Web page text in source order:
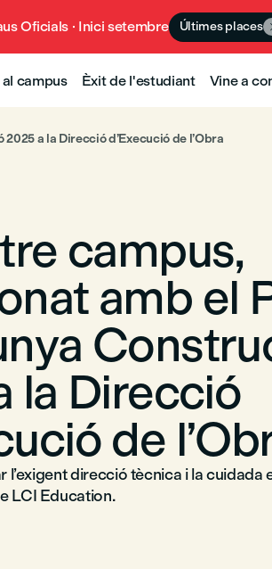
Oficials · Inici setembre Últimes places
campus Èxit de l'estudiant Vine a
a la Direcció d’Execució de l’Obra
campus,
amb el
la Direcció
de
l’exigent direcció tècnica i la cuidada
LCI Education.